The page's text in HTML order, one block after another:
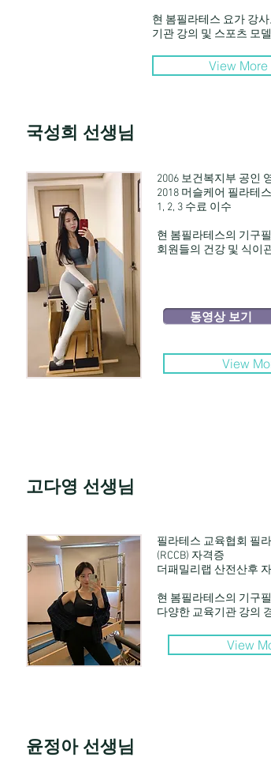
현 봄필라테스 요가 강
기관 강의 및 스포츠 모
View More
국성희 선생님
2006 보건복지부 공인
2018 머슬케어 필라테
1, 2, 3 수료 이수
현 봄필라테스의 기구
회원들의 건강 및 식이
동영상 보기
View
고다영 선생님
필라테스 교육협회 필
(RCCB) 자격증
더패밀리랩 산전산후
현 봄필라테스의 기구
다양한 교육기관 강의
View
윤정아 선생님